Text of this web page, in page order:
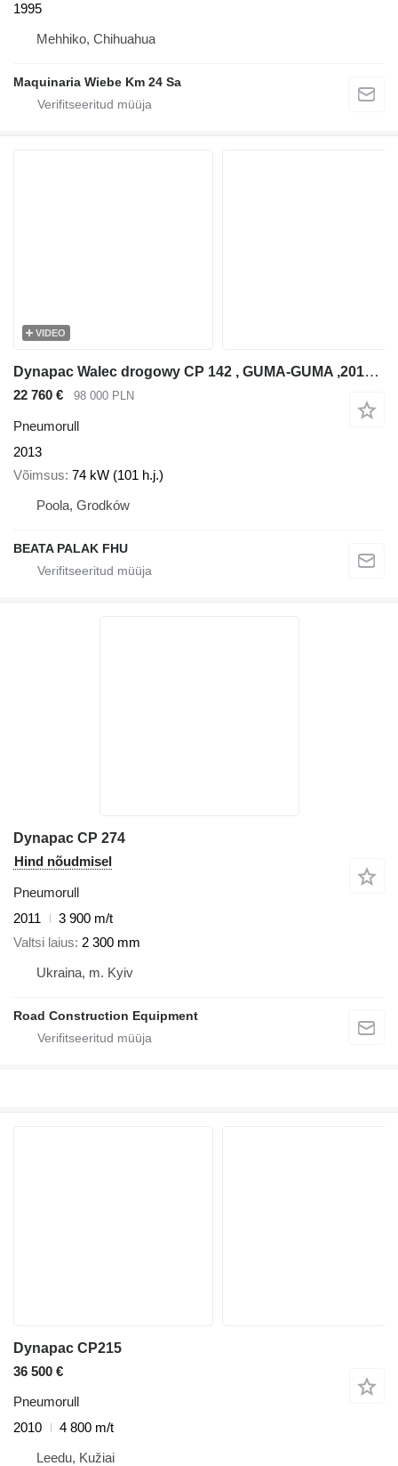
1995
Mehhiko, Chihuahua
Maquinaria Wiebe Km 24 Sa
VIDEO
Dynapac Walec drogowy CP 142 , GUMA-GUMA ,2013 rok
22 760 € 98 000 PLN
Pneumorull
2013
Võimsus 74 kW (101 h.j.)
Poola, Grodków
BEATA PALAK FHU
Dynapac CP 274
Hind nõudmisel
Pneumorull
2011
3 900 m/t
Valtsi laius 2 300 mm
Ukraina, m. Kyiv
Road Construction Equipment
Dynapac CP215
36 500 €
Pneumorull
2010
4 800 m/t
Leedu, Kužiai